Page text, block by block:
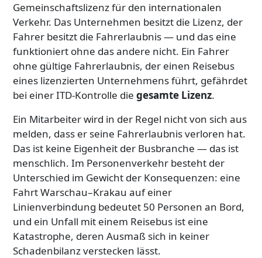
Gemeinschaftslizenz für den internationalen
Verkehr. Das Unternehmen besitzt die Lizenz, der
Fahrer besitzt die Fahrerlaubnis — und das eine
funktioniert ohne das andere nicht. Ein Fahrer
ohne gültige Fahrerlaubnis, der einen Reisebus
eines lizenzierten Unternehmens führt, gefährdet
bei einer ITD-Kontrolle die gesamte Lizenz.
Ein Mitarbeiter wird in der Regel nicht von sich aus
melden, dass er seine Fahrerlaubnis verloren hat.
Das ist keine Eigenheit der Busbranche — das ist
menschlich. Im Personenverkehr besteht der
Unterschied im Gewicht der Konsequenzen: eine
Fahrt Warschau–Krakau auf einer
Linienverbindung bedeutet 50 Personen an Bord,
und ein Unfall mit einem Reisebus ist eine
Katastrophe, deren Ausmaß sich in keiner
Schadenbilanz verstecken lässt.